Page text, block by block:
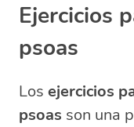
Ejercicios
psoas
Los ejercicios
psoas son una